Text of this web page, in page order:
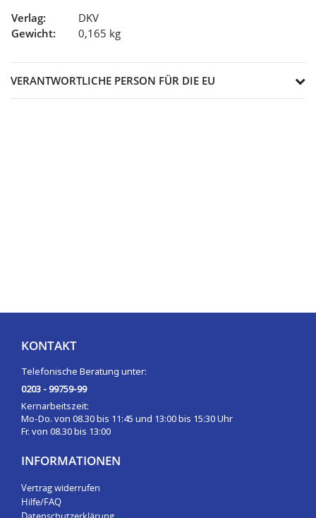
Verlag:
DKV
Gewicht:
0,165 kg
VERANTWORTLICHE PERSON FÜR DIE EU
KONTAKT
Telefonische Beratung unter:
0203 - 99759-99
Kernarbeitszeit:
Mo-Do. von 08.30 bis 11:45 und 13:00 bis 15:30 Uhr
Fr. von 08.30 bis 13:00
INFORMATIONEN
Vertrag widerrufen
Hilfe/FAQ